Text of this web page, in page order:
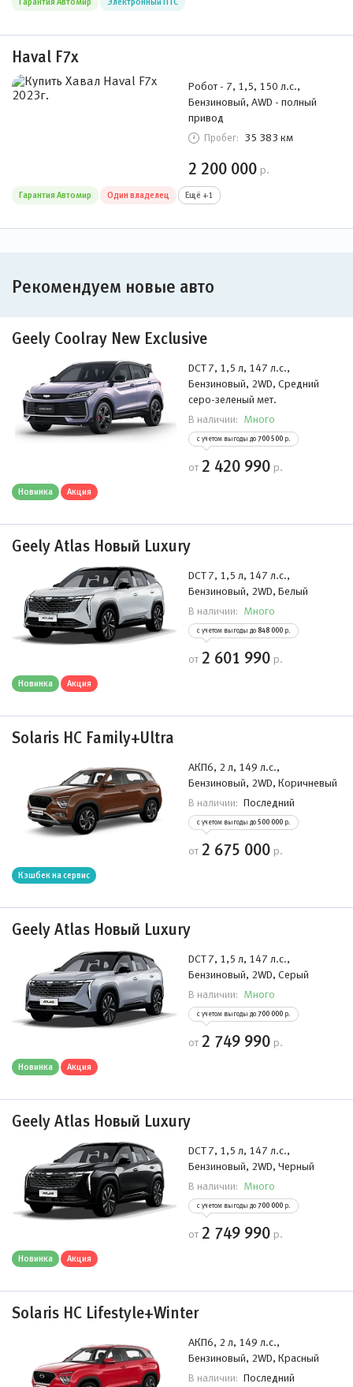
Haval F7x
Робот - 7, 1,5, 150 л.с.,
Бензиновый, AWD - полный
привод
Пробег: 35 383 км
2 200 000 р.
Гарантия Автомир Один владелец Ещё +1
Рекомендуем новые авто
Geely Coolray New Exclusive
DCT 7, 1,5 л, 147 л.с.,
Бензиновый, 2WD, Средний
серо-зеленый мет.
В наличии: Много
с учетом выгоды до 700 500 р.
от 2 420 990 р.
Новинка Акция
Geely Atlas Новый Luxury
DCT 7, 1,5 л, 147 л.с.,
Бензиновый, 2WD, Белый
В наличии: Много
с учетом выгоды до 848 000 р.
от 2 601 990 р.
Новинка Акция
Solaris HC Family+Ultra
АКП6, 2 л, 149 л.с.,
Бензиновый, 2WD, Коричневый
В наличии: Последний
с учетом выгоды до 500 000 р.
от 2 675 000 р.
Кэшбек на сервис
Geely Atlas Новый Luxury
DCT 7, 1,5 л, 147 л.с.,
Бензиновый, 2WD, Серый
В наличии: Много
с учетом выгоды до 700 000 р.
от 2 749 990 р.
Новинка Акция
Geely Atlas Новый Luxury
DCT 7, 1,5 л, 147 л.с.,
Бензиновый, 2WD, Черный
В наличии: Много
с учетом выгоды до 700 000 р.
от 2 749 990 р.
Новинка Акция
Solaris HC Lifestyle+Winter
АКП6, 2 л, 149 л.с.,
Бензиновый, 2WD, Красный
В наличии: Последний